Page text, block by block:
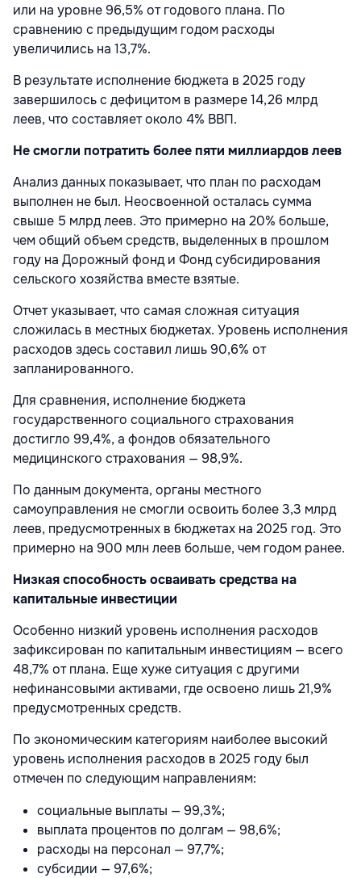
или на уровне 96,5% от годового плана. По
сравнению с предыдущим годом расходы
увеличились на 13,7%.
В результате исполнение бюджета в 2025 году
завершилось с дефицитом в размере 14,26 млрд
леев, что составляет около 4% ВВП.
Не смогли потратить более пяти миллиардов леев
Анализ данных показывает, что план по расходам
выполнен не был. Неосвоенной осталась сумма
свыше 5 млрд леев. Это примерно на 20% больше,
чем общий объем средств, выделенных в прошлом
году на Дорожный фонд и Фонд субсидирования
сельского хозяйства вместе взятые.
Отчет указывает, что самая сложная ситуация
сложилась в местных бюджетах. Уровень исполнения
расходов здесь составил лишь 90,6% от
запланированного.
Для сравнения, исполнение бюджета
государственного социального страхования
достигло 99,4%, а фондов обязательного
медицинского страхования — 98,9%.
По данным документа, органы местного
самоуправления не смогли освоить более 3,3 млрд
леев, предусмотренных в бюджетах на 2025 год. Это
примерно на 900 млн леев больше, чем годом ранее.
Низкая способность осваивать средства на
капитальные инвестиции
Особенно низкий уровень исполнения расходов
зафиксирован по капитальным инвестициям — всего
48,7% от плана. Еще хуже ситуация с другими
нефинансовыми активами, где освоено лишь 21,9%
предусмотренных средств.
По экономическим категориям наиболее высокий
уровень исполнения расходов в 2025 году был
отмечен по следующим направлениям:
социальные выплаты — 99,3%;
выплата процентов по долгам — 98,6%;
расходы на персонал — 97,7%;
субсидии — 97,6%;